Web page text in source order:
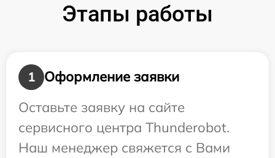
Этапы работы
1
Оформление заявки
Оставьте заявку на сайте
сервисного центра Thunderobot.
Наш менеджер свяжется с Вами